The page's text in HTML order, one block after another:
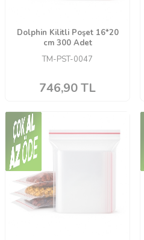
Dolphin Kilitli Poşet 16*20
cm 300 Adet
TM-PST-0047
746,90TL